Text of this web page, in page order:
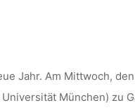
Jahr. Am Mittwoch,
München) zu